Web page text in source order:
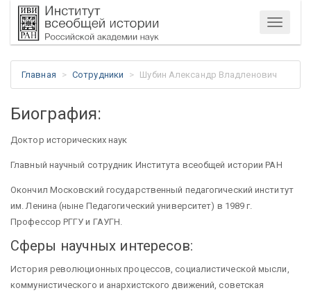
Меню
Главная Сотрудники Шубин Александр Владленович
Биография:
Доктор исторических наук
Главный научный сотрудник Института всеобщей истории РАН
Окончил Московский государственный педагогический институт
им. Ленина (ныне Педагогический университет) в 1989 г.
Профессор РГГУ и ГАУГН.
Сферы научных интересов:
История революционных процессов, социалистической мысли,
коммунистического и анархистского движений, советская